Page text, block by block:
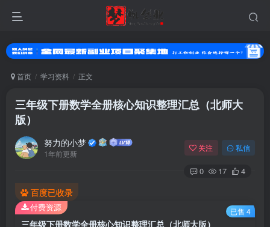
首页 学习资料 正文
三年级下册数学全册核心知识整理汇总（北师大
版）
努力的小梦
1年前更新
关注 私信
0 17 4
百度已收录
三年级下册数学全册核心知识整理汇总（北师大版）
付费资源 已售 4
登录
没有账号？立即注册